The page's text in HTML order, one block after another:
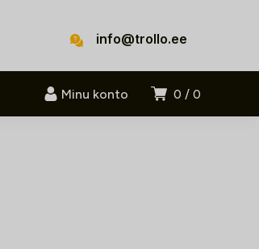
info@trollo.ee
0 0
Minu konto